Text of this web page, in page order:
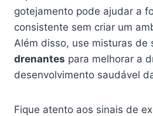
gotejamento pode ajudar a
consistente sem criar um
Além disso, use misturas de
drenantes para melhorar a
desenvolvimento saudável
Fique atento aos sinais de